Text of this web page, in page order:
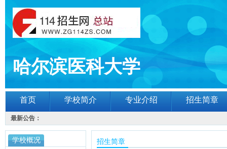
哈尔滨医科大学
首页 学校简介 专业介绍 招生简章
最新公告：
学校概况 招生简章